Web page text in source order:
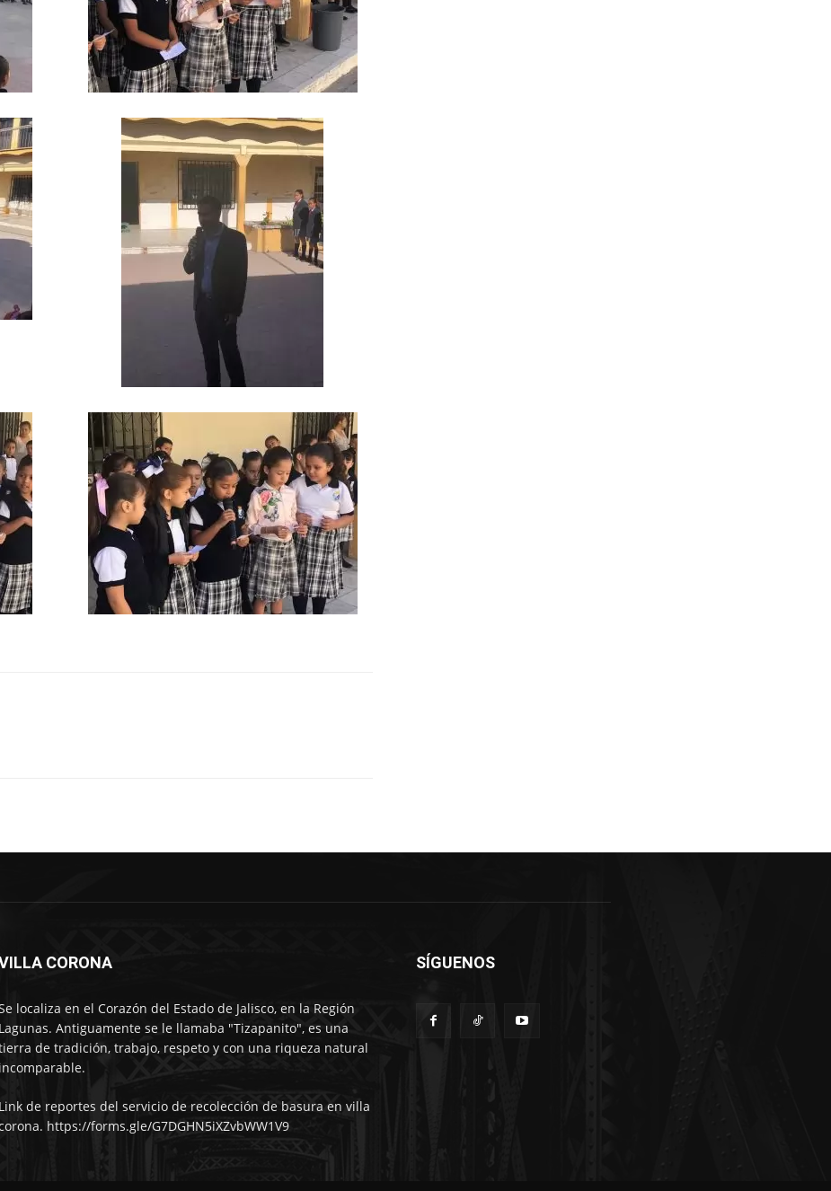
CORONA
localiza en el Corazón del Estado de Jalisco, en la Región
Lagunas. Antiguamente se le llamaba "Tizapanito", es una
de tradición, trabajo, respeto y con una riqueza natural
incomparable.
Link de reportes del servicio de recolección de basura en villa
https://forms.gle/G7DGHN5iXZvbWW1V9
SÍGUENOS